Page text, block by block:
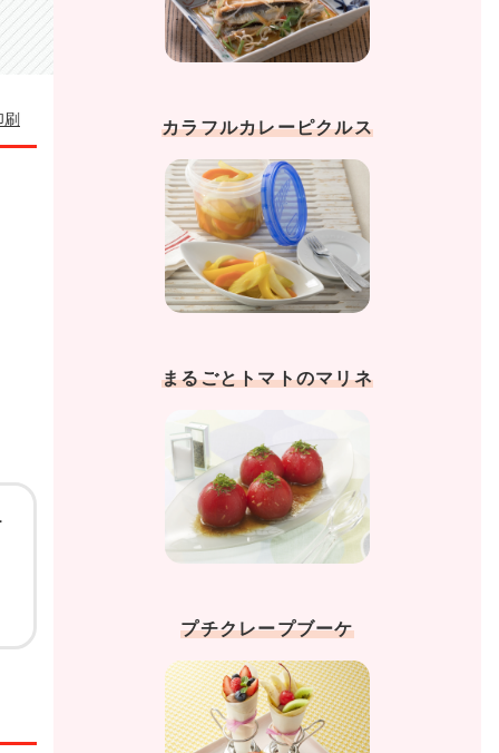
カラフルカレーピクルス
まるごとトマトのマリネ
プチクレープブーケ